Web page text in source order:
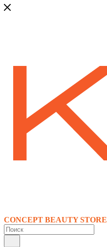
CONCEPT BEAUTY STORE